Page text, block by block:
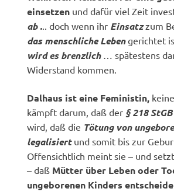
einsetzen und dafür viel Zeit
ab ... doch wenn ihr Einsatzzum
das menschliche Lebengerichtet
wird es brenzlich… spätestens
Widerstand kommen.
Dalhaus ist eine Feministin,
kämpft darum, daß der § 218
wird, daß die Tötung von
legalisiert und somit bis zur
Offensichtlich meint sie – und
– daß Mütter über Leben oder
ungeborenen Kinders